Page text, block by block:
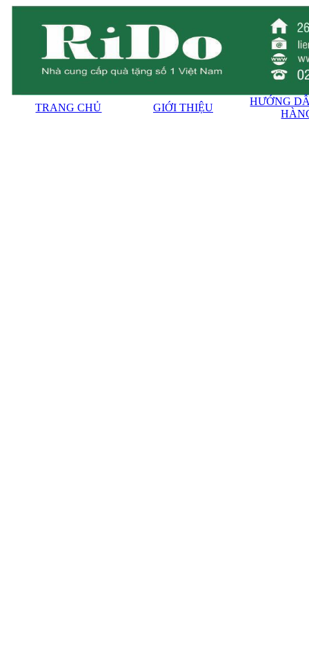
TRANG CHỦ GIỚI THIỆU
HƯỚNG